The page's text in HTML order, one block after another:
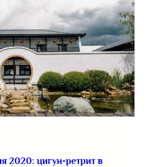
2020: цигун-ретрит в